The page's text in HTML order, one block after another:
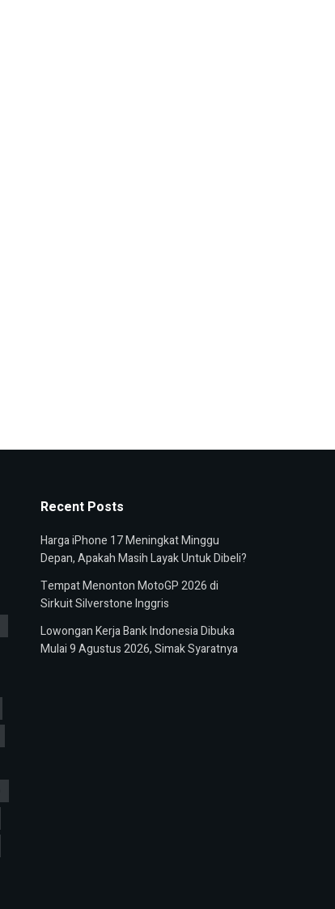
Recent Posts
Harga iPhone 17 Meningkat Minggu
Depan, Apakah Masih Layak Untuk Dibeli?
Tempat Menonton MotoGP 2026 di
Sirkuit Silverstone Inggris
Lowongan Kerja Bank Indonesia Dibuka
Mulai 9 Agustus 2026, Simak Syaratnya